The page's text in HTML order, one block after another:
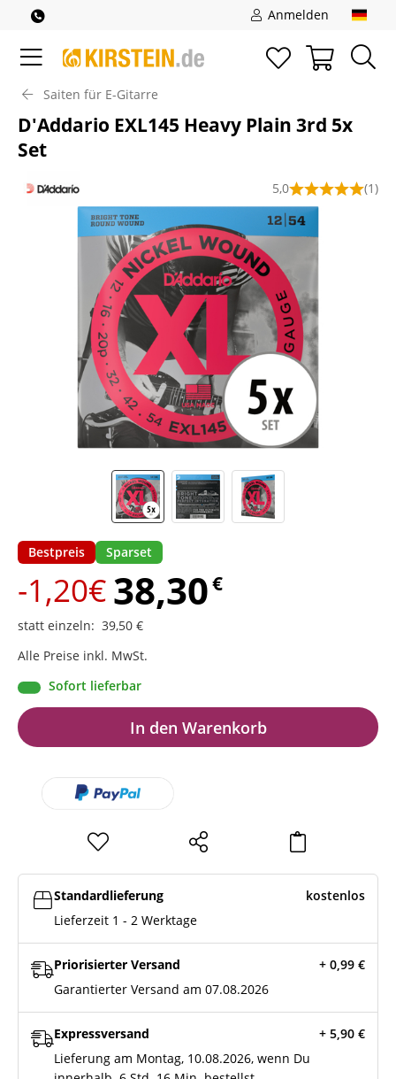
Anmelden
Saiten für E-Gitarre
D'Addario EXL145 Heavy Plain 3rd 5x
Set
5,0 (1)
Bestpreis Sparset
-1,20€38,30€
statt einzeln: 39,50 €
Alle Preise inkl. MwSt.
Sofort lieferbar
In den Warenkorb
Standardlieferung
kostenlos
Lieferzeit 1 - 2 Werktage
Priorisierter Versand + 0,99 €
Garantierter Versand am 07.08.2026
Expressversand + 5,90 €
Lieferung am Montag, 10.08.2026, wenn Du